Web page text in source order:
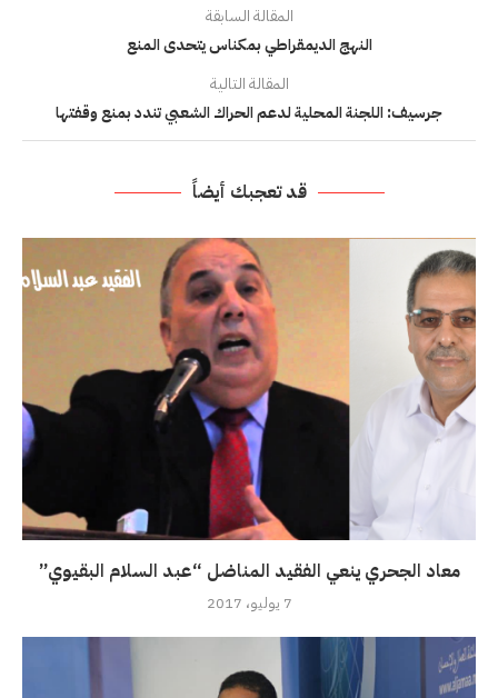
المقالة السابقة
النهج الديمقراطي بمكناس يتحدى المنع
المقالة التالية
جرسيف: اللجنة المحلية لدعم الحراك الشعبي تندد بمنع وقفتها
قد تعجبك أيضاً
معاد الجحري ينعي الفقيد المناضل “عبد السلام البقيوي”
7 يوليو، 2017